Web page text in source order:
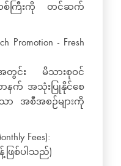
စ်ကြီးကို တင်ဆက်
Promotion - Fresh
တွင်း မိသားစုဝင်
နက် အသုံးပြုနိုင်စေ
အစီအစဉ်များကို
Fees):
န့်ဖြစ်ပါသည်)